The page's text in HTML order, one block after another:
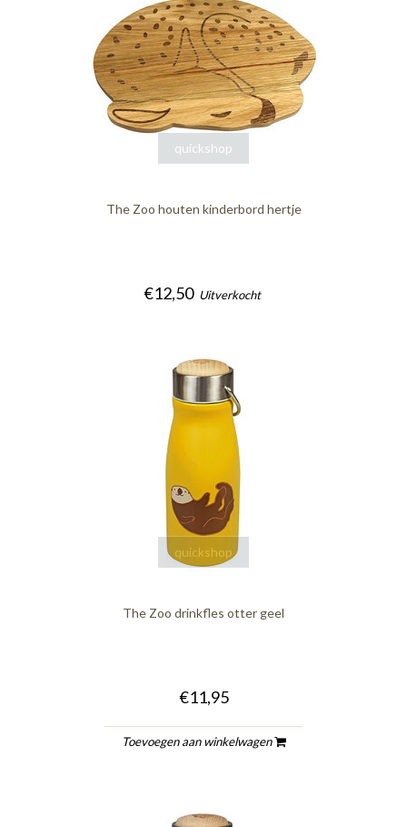
quickshop
The Zoo houten kinderbord hertje
€12,50 Uitverkocht
quickshop
The Zoo drinkfles otter geel
€11,95
Toevoegen aan winkelwagen